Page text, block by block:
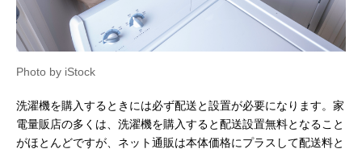
Photo by iStock
洗濯機を購入するときには必ず配送と設置が必要になります。家
電量販店の多くは、洗濯機を購入すると配送設置無料となること
がほとんどですが、ネット通販は本体価格にプラスして配送料と